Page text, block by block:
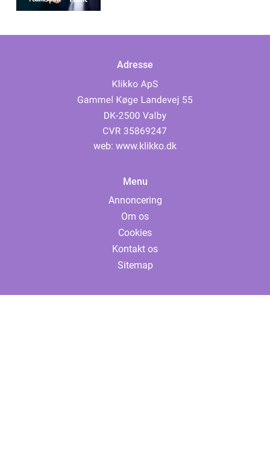
Adresse
web: www.klikko.dk
Menu
Annoncering
Om os
Cookies
Kontakt os
Sitemap